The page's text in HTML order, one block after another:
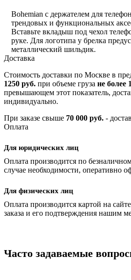
Bohemian с держателем для
трендовых и функциональных
Вставьте вкладыш под чехол
руке. Для логотипа у брелка
металлический шильдик.
Доставка
Стоимость доставки по Москве в
1250 руб. при объеме груза не более
превышающем этот показатель,
индивидуально.
При заказе свыше 70 000 руб. -
Оплата
Для юридических лиц
Оплата производится по
случае необходимости, оперативно
Для физических лиц
Оплата производится картой на
заказа и его подтверждения нашим
Часто задаваемые